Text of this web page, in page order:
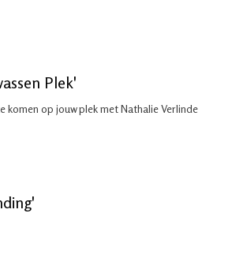
Plek'
komen op jouw plek met Nathalie Verlinde